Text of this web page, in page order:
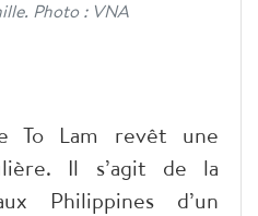
Photo : VNA
To Lam revêt une
Il s’agit de la
Philippines d’un